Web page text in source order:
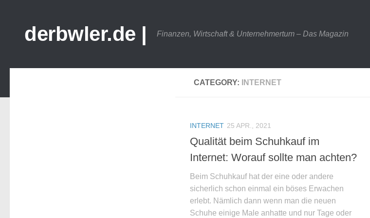
derbwler.de | Finanzen, Wirtschaft & Unternehmertum – Das Magazin
CATEGORY: INTERNET
INTERNET 25 APR., 2021
Qualität beim Schuhkauf im
Internet: Worauf sollte man achten?
Beim Schuhkauf hat der eine oder andere
sicherlich schon einmal ein böses Erwachen
erlebt. Nämlich dann wenn man die neuen
Schuhe einige Male anhatte und nur Tage oder